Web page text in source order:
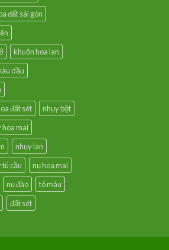
đất sài gòn
khuôn hoa lan
dầu
đất sét
nhụy bột
hoa mai
nhụy lan
tú cầu
nụ hoa mai
nụ đào
tô màu
đất sét